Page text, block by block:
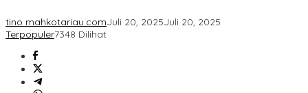
tino mahkotariau.comJuli 20, 2025Juli 20, 2025
Terpopuler7348 Dilihat